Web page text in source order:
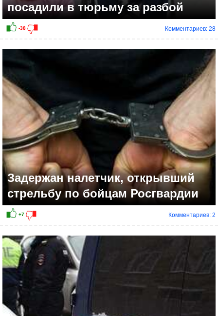
+13
посадили в тюрьму за разбой
Комментариев: 28
Задержан налетчик, открывший
стрельбу по бойцам Росгвардии
Комментариев: 2